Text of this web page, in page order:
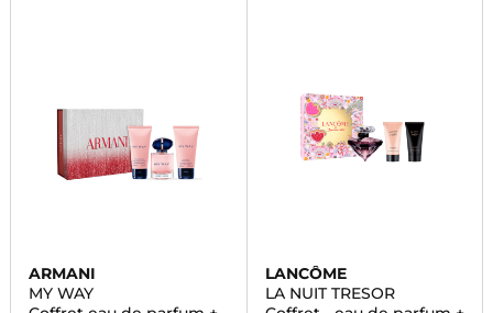
ARMANI
MY WAY
LANCÔME
LA NUIT TRESOR